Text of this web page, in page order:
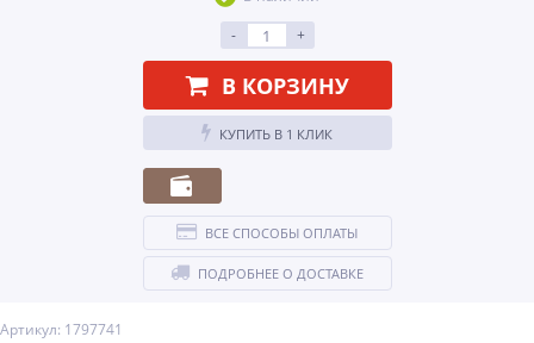
Артикул: 1797741
-
+
В КОРЗИНУ
КУПИТЬ В 1 КЛИК
ВСЕ СПОСОБЫ ОПЛАТЫ
ПОДРОБНЕЕ О ДОСТАВКЕ